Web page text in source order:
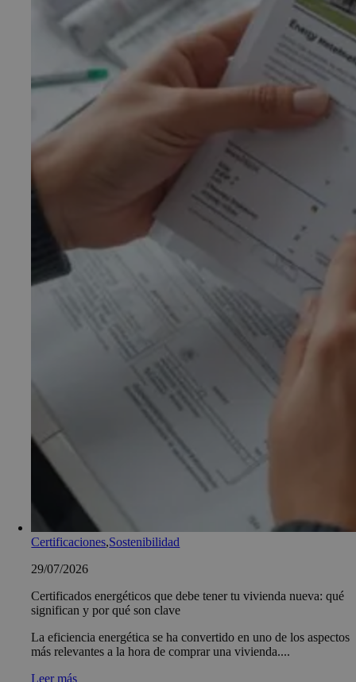
Certificaciones,Sostenibilidad
29/07/2026
Certificados energéticos que debe tener tu vivienda nueva: qué
significan y por qué son clave
La eficiencia energética se ha convertido en uno de los aspectos
más relevantes a la hora de comprar una vivienda....
Leer más